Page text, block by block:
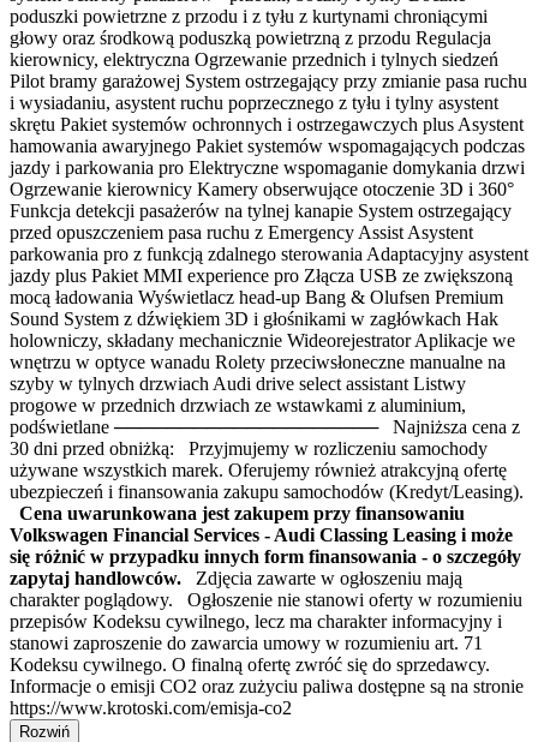
poduszki powietrzne z przodu i z tyłu z kurtynami chroniącymi
głowy oraz środkową poduszką powietrzną z przodu Regulacja
kierownicy, elektryczna Ogrzewanie przednich i tylnych siedzeń
Pilot bramy garażowej System ostrzegający przy zmianie pasa ruchu
i wysiadaniu, asystent ruchu poprzecznego z tyłu i tylny asystent
skrętu Pakiet systemów ochronnych i ostrzegawczych plus Asystent
hamowania awaryjnego Pakiet systemów wspomagających podczas
jazdy i parkowania pro Elektryczne wspomaganie domykania drzwi
Ogrzewanie kierownicy Kamery obserwujące otoczenie 3D i 360°
Funkcja detekcji pasażerów na tylnej kanapie System ostrzegający
przed opuszczeniem pasa ruchu z Emergency Assist Asystent
parkowania pro z funkcją zdalnego sterowania Adaptacyjny asystent
jazdy plus Pakiet MMI experience pro Złącza USB ze zwiększoną
mocą ładowania Wyświetlacz head-up Bang & Olufsen Premium
Sound System z dźwiękiem 3D i głośnikami w zagłówkach Hak
holowniczy, składany mechanicznie Wideorejestrator Aplikacje we
wnętrzu w optyce wanadu Rolety przeciwsłoneczne manualne na
szyby w tylnych drzwiach Audi drive select assistant Listwy
progowe w przednich drzwiach ze wstawkami z aluminium,
podświetlane ──────────────────── Najniższa cena z
30 dni przed obniżką: Przyjmujemy w rozliczeniu samochody
używane wszystkich marek. Oferujemy również atrakcyjną ofertę
ubezpieczeń i finansowania zakupu samochodów (Kredyt/Leasing).
Cena uwarunkowana jest zakupem przy finansowaniu
Volkswagen Financial Services - Audi Classing Leasing i może
się różnić w przypadku innych form finansowania - o szczegóły
zapytaj handlowców. Zdjęcia zawarte w ogłoszeniu mają
charakter poglądowy. Ogłoszenie nie stanowi oferty w rozumieniu
przepisów Kodeksu cywilnego, lecz ma charakter informacyjny i
stanowi zaproszenie do zawarcia umowy w rozumieniu art. 71
Kodeksu cywilnego. O finalną ofertę zwróć się do sprzedawcy.
Informacje o emisji CO2 oraz zużyciu paliwa dostępne są na stronie
https://www.krotoski.com/emisja-co2
Rozwiń